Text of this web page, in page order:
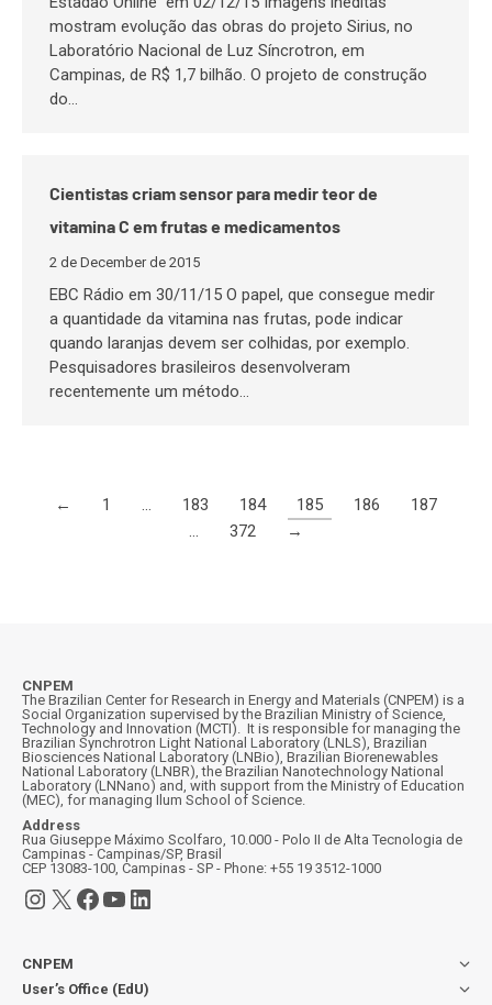
mostram evolução das obras do projeto Sirius, no
Laboratório Nacional de Luz Síncrotron, em
Campinas, de R$ 1,7 bilhão. O projeto de construção
do…
Cientistas criam sensor para medir teor de
vitamina C em frutas e medicamentos
2 de December de 2015
EBC Rádio em 30/11/15 O papel, que consegue medir
a quantidade da vitamina nas frutas, pode indicar
quando laranjas devem ser colhidas, por exemplo.
Pesquisadores brasileiros desenvolveram
recentemente um método…
← 1 … 183 184 185 186
187
…
372 →
CNPEM
The Brazilian Center for Research in Energy and Materials (CNPEM) is a
Social Organization supervised by the Brazilian Ministry of Science,
Technology and Innovation (MCTI). It is responsible for managing the
Brazilian Synchrotron Light National Laboratory (LNLS), Brazilian
Biosciences National Laboratory (LNBio), Brazilian Biorenewables
National Laboratory (LNBR), the Brazilian Nanotechnology National
Laboratory (LNNano) and, with support from the Ministry of Education
(MEC), for managing Ilum School of Science.
Address
Rua Giuseppe Máximo Scolfaro, 10.000 - Polo II de Alta Tecnologia de
Campinas - Campinas/SP, Brasil
CEP 13083-100, Campinas - SP - Phone: +55 19 3512-1000
Instagram
X Facebook
YouTube
LinkedIn
CNPEM
User’s Office (EdU)